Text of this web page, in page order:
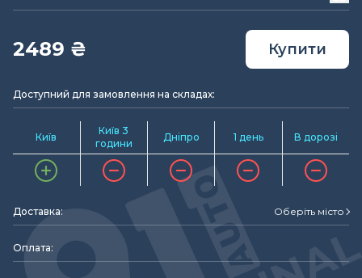
2489 ₴ Купити
Доступний для замовлення на складах:
Київ
Київ 3
години
Дніпро 1 день В дорозі
Доставка: Оберіть місто
Оплата: